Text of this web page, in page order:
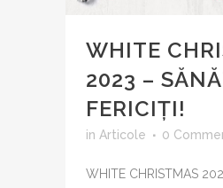
WHITE
2023 –
FERICIȚI!
in Articole 0
WHITE CHRISTMAS